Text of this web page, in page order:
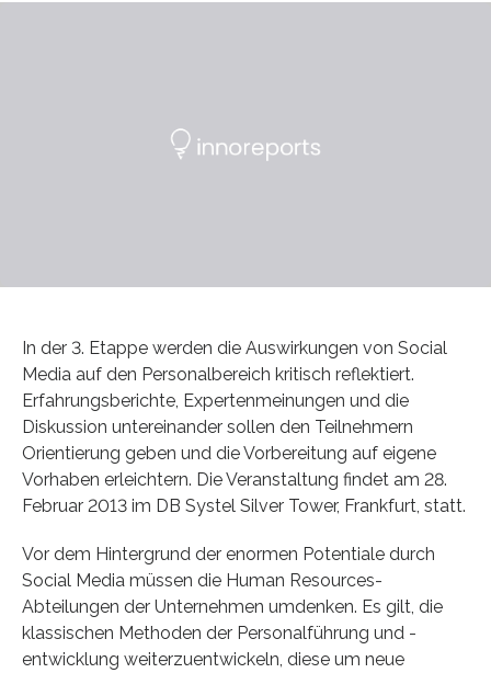
In der 3. Etappe werden die Auswirkungen von Social
Media auf den Personalbereich kritisch reflektiert.
Erfahrungsberichte, Expertenmeinungen und die
Diskussion untereinander sollen den Teilnehmern
Orientierung geben und die Vorbereitung auf eigene
Vorhaben erleichtern. Die Veranstaltung findet am 28.
Februar 2013 im DB Systel Silver Tower, Frankfurt, statt.
Vor dem Hintergrund der enormen Potentiale durch
Social Media müssen die Human Resources-
Abteilungen der Unternehmen umdenken. Es gilt, die
klassischen Methoden der Personalführung und -
entwicklung weiterzuentwickeln, diese um neue